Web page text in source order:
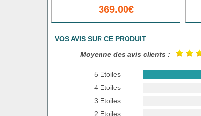
369.00€
VOS AVIS SUR CE PRODUIT
Moyenne des avis clients :
5 Etoiles
4 Etoiles
3 Etoiles
2 Etoiles